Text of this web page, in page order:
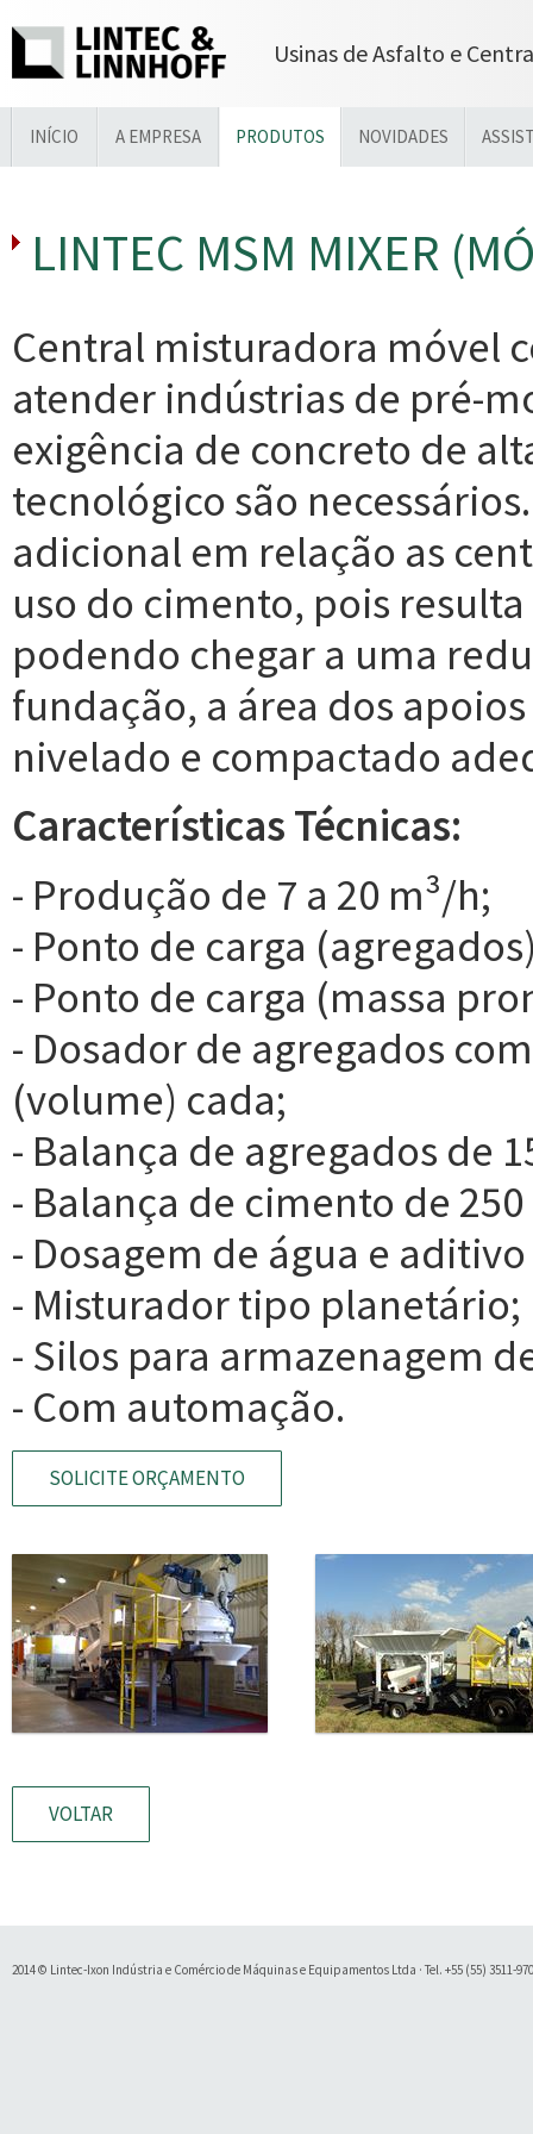
Usinas de Asfalto e
INÍCIO A EMPRESA PRODUTOS NOVIDADES
LINTEC MSM MIXER
Central misturadora móvel
atender indústrias de pré-
exigência de concreto de
tecnológico são
adicional em relação as
uso do cimento, pois
podendo chegar a uma
fundação, a área dos
nivelado e compactado
Características Técnicas:
- Produção de 7 a 20 m³/h;
- Ponto de carga
- Ponto de carga (massa
- Dosador de agregados
(volume) cada;
- Balança de agregados de
- Balança de cimento de
- Dosagem de água e
- Misturador tipo planetário;
- Silos para armazenagem
- Com automação.
SOLICITE ORÇAMENTO
VOLTAR
2014 © Lintec-Ixon Indústria e Comércio de Máquinas e Equipamentos Ltda · Tel. +55 (55) 3511-